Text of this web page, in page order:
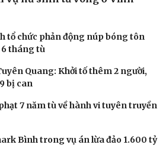
vụ nữ sinh tử vong ở Vĩnh